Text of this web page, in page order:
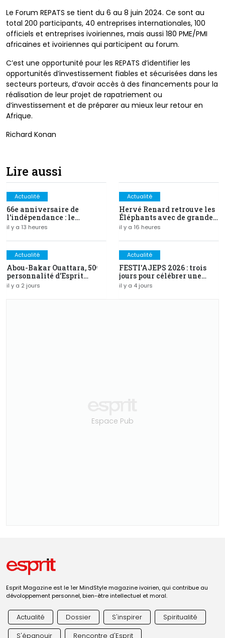
Le Forum REPATS se tient du 6 au 8 juin 2024. Ce sont au
total 200 participants, 40 entreprises internationales, 100
officiels et entreprises ivoiriennes, mais aussi 180 PME/PMI
africaines et ivoiriennes qui participent au forum.
C’est une opportunité pour les REPATS d’identifier les
opportunités d’investissement fiables et sécurisées dans les
secteurs porteurs, d’avoir accès à des financements pour la
réalisation de leur projet de rapatriement ou
d’investissement et de préparer au mieux leur retour en
Afrique.
Richard Konan
Espace Pub
Lire aussi
Actualité
66e anniversaire de
l'indépendance : le
discours intégral du PR
Alassane Ouattara
il y a 13 heures
Actualité
Hervé Renard retrouve les
Éléphants avec de grandes
ambitions
il y a 16 heures
Actualité
Abou-Bakar Ouattara, 50ᵉ
personnalité d'Esprit
Magazine distinguée au
Prix d'Excellence 2026
il y a 2 jours
Actualité
FESTI'AJEPS 2026 : trois
jours pour célébrer une
identité, inaugurer un
avenir
il y a 4 jours
Esprit Magazine est le 1er MindStyle magazine ivoirien, qui contribue au
dévoloppement personnel, bien-être intellectuel et moral.
Actualité Dossier S'inspirer
Spiritualité
S'épanouir
Rencontre d'Esprit